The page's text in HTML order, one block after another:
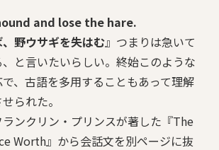
and lose the hare.
野ウサギを失はむ』つまりは急いて
と言いたいらしい。終始このような
、古語を多用することもあって理解
られた。
ンクリン・プリンスが著した『The
Worth』から会話文を別ページに抜